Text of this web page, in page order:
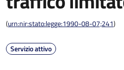
(urn:nir:stato:legge:1990-08-07;241)
Servizio attivo